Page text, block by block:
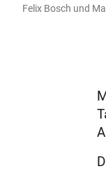
Felix Bosch und